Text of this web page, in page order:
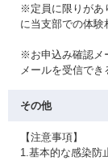
※定員に限りがあ
に当支部での体験
※お申込み確認メ
メールを受信でき
その他
【注意事項】
1.基本的な感染防